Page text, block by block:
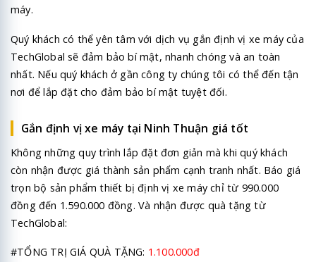
máy.
Quý khách có thể yên tâm với dịch vụ gắn định vị xe máy của
TechGlobal sẽ đảm bảo bí mật, nhanh chóng và an toàn
nhất. Nếu quý khách ở gần công ty chúng tôi có thể đến tận
nơi để lắp đặt cho đảm bảo bí mật tuyệt đối.
Gắn định vị xe máy tại Ninh Thuận giá tốt
Không những quy trình lắp đặt đơn giản mà khi quý khách
còn nhận được giá thành sản phẩm cạnh tranh nhất. Báo giá
trọn bộ sản phẩm thiết bị định vị xe máy chỉ từ 990.000
đồng đến 1.590.000 đồng. Và nhận được quà tặng từ
TechGlobal:
#TỔNG TRỊ GIÁ QUÀ TẶNG: 1.100.000đ